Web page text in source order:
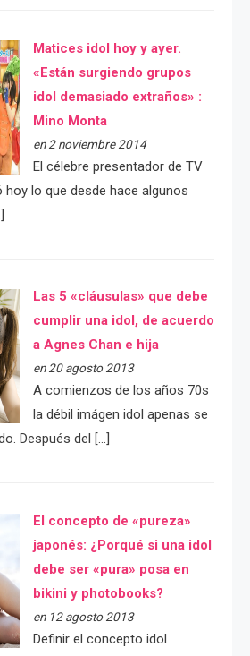
Matices idol hoy y ayer.
«Están surgiendo grupos
idol demasiado extraños» :
Mino Monta
en 2 noviembre 2014
El célebre presentador de TV
lo que desde hace algunos
Las 5 «cláusulas» que debe
cumplir una idol, de acuerdo
a Agnes Chan e hija
en 20 agosto 2013
A comienzos de los años 70s
la débil imágen idol apenas se
Después del […]
El concepto de «pureza»
japonés: ¿Porqué si una idol
debe ser «pura» posa en
bikini y photobooks?
en 12 agosto 2013
Definir el concepto idol